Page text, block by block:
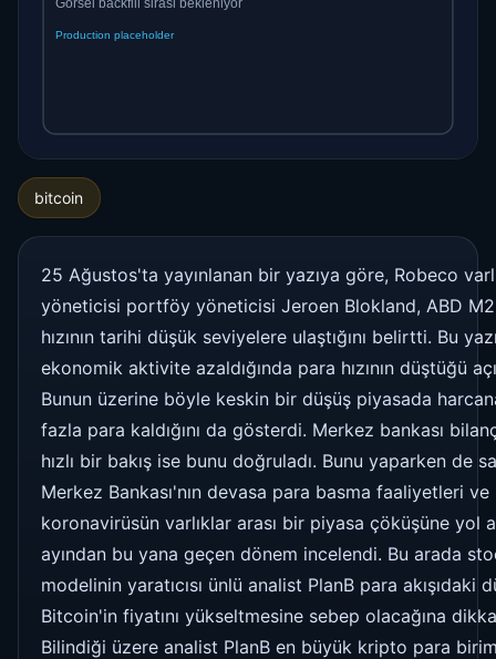
bitcoin
25 Ağustos'ta yayınlanan bir yazıya göre, Robeco
yöneticisi portföy yöneticisi Jeroen Blokland, ABD
hızının tarihi düşük seviyelere ulaştığını belirtti. Bu
ekonomik aktivite azaldığında para hızının düştüğü
Bunun üzerine böyle keskin bir düşüş piyasada
fazla para kaldığını da gösterdi. Merkez bankası
hızlı bir bakış ise bunu doğruladı. Bunu yaparken de
Merkez Bankası'nın devasa para basma faaliyetleri ve
koronavirüsün varlıklar arası bir piyasa çöküşüne yol
ayından bu yana geçen dönem incelendi. Bu arada
modelinin yaratıcısı ünlü analist PlanB para akışıdaki
Bitcoin'in fiyatını yükseltmesine sebep olacağına
Bilindiği üzere analist PlanB en büyük kripto para